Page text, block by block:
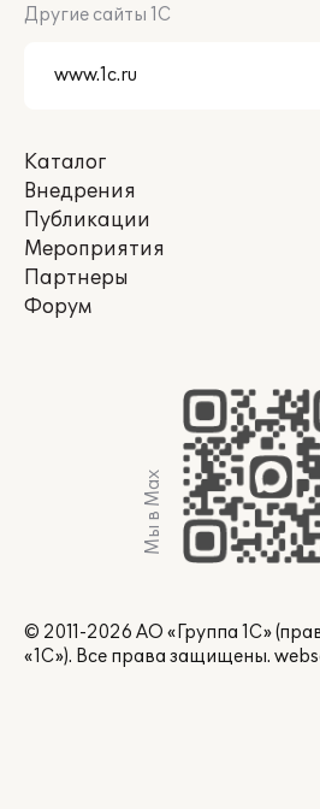
Другие сайты 1С
Каталог
Внедрения
Публикации
Мероприятия
Партнеры
Форум
Мы в Max
© 2011-2026 АО «Группа 1С»
«1С»). Все права защищены.